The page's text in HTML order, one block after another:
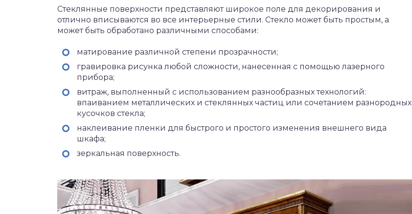
Стеклянные поверхности представляют широкое поле для декорирования и
отлично вписываются во все интерьерные стили. Стекло может быть простым, а
может быть обработано различными способами:
матирование различной степени прозрачности;
гравировка рисунка любой сложности, нанесенная с помощью лазерного
прибора;
витраж, выполненный с использованием разнообразных технологий:
впаиванием металлических и стеклянных частиц или сочетанием разнородных
кусочков стекла;
наклеивание пленки для быстрого и простого изменения внешнего вида
шкафа;
зеркальная поверхность.